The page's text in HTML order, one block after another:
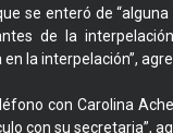
se enteró de
de la
la interpelación”,
con Carolina
con su secretaria”,